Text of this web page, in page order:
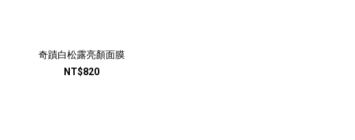
奇蹟白松露亮顏面膜
NT$820